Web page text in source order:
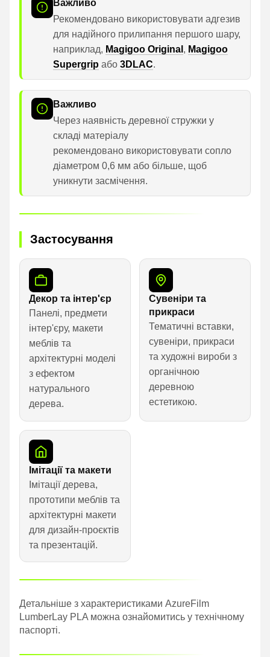
Важливо
Рекомендовано використовувати адгезив
для надійного прилипання першого шару,
наприклад, Magigoo Original , Magigoo
Supergrip або 3DLAC.
Важливо
Через наявність деревної стружки у
складі матеріалу
рекомендовано використовувати сопло
діаметром 0,6 мм або більше, щоб
уникнути засмічення.
Застосування
Декор та інтер'єр
Панелі, предмети
інтер'єру, макети
меблів та
архітектурні моделі
з ефектом
натурального
дерева.
Сувеніри та
прикраси
Тематичні вставки,
сувеніри, прикраси
та художні вироби з
органічною
деревною
естетикою.
Імітації та макети
Імітації дерева,
прототипи меблів та
архітектурні макети
для дизайн-проєктів
та презентацій.
Детальніше з характеристиками AzureFilm
LumberLay PLA можна ознайомитись у технічному
паспорті.